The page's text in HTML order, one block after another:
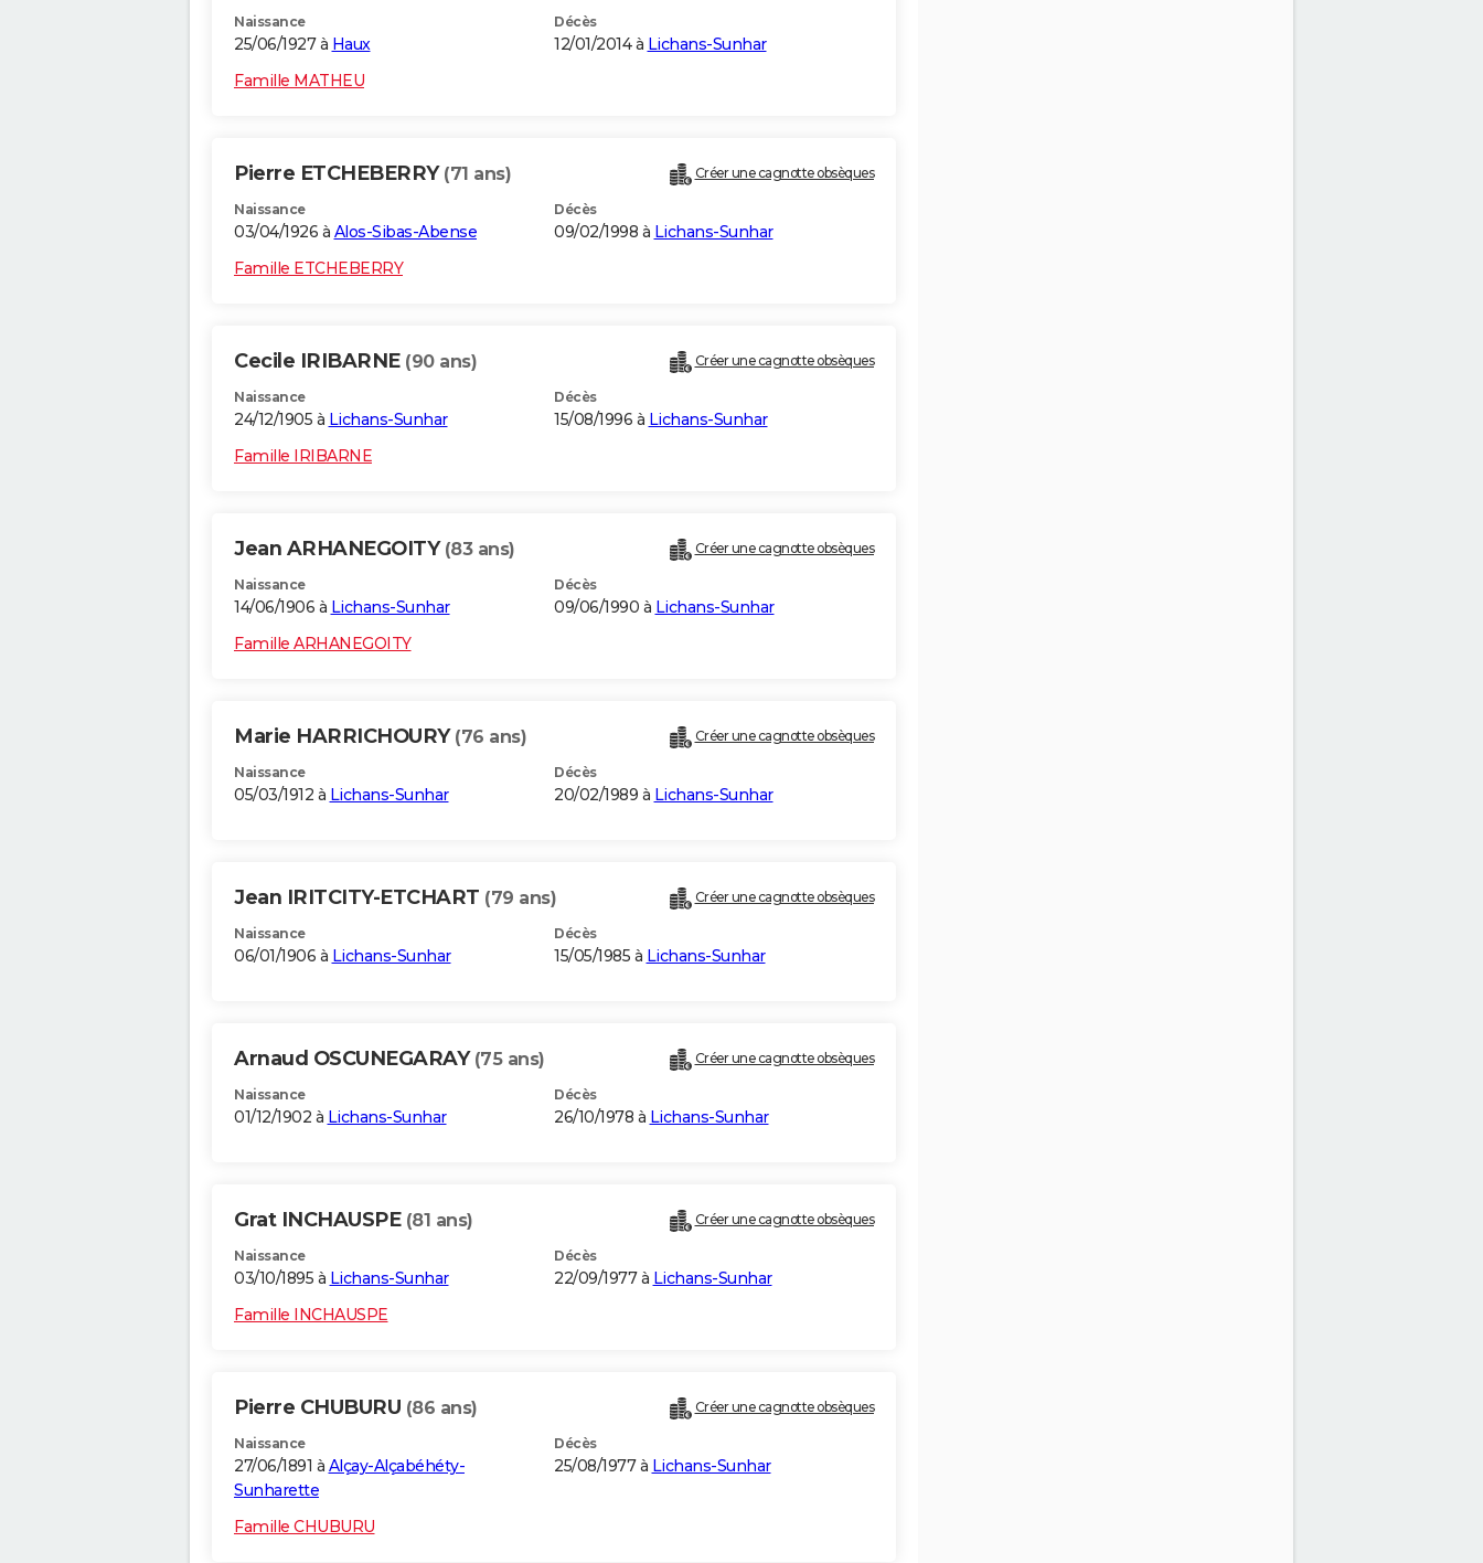
Naissance
25/06/1927 à Haux
Décès
12/01/2014 à Lichans-Sunhar
Famille MATHEU
Pierre ETCHEBERRY (71 ans) Créer une cagnotte obsèques
Naissance
03/04/1926 à Alos-Sibas-Abense
Décès
09/02/1998 à Lichans-Sunhar
Famille ETCHEBERRY
Cecile IRIBARNE (90 ans) Créer une cagnotte obsèques
Naissance
24/12/1905 à Lichans-Sunhar
Décès
15/08/1996 à Lichans-Sunhar
Famille IRIBARNE
Jean ARHANEGOITY (83 ans) Créer une cagnotte obsèques
Naissance
14/06/1906 à Lichans-Sunhar
Décès
09/06/1990 à Lichans-Sunhar
Famille ARHANEGOITY
Marie HARRICHOURY (76 ans) Créer une cagnotte obsèques
Naissance
05/03/1912 à Lichans-Sunhar
Décès
20/02/1989 à Lichans-Sunhar
Jean IRITCITY-ETCHART (79 ans) Créer une cagnotte obsèques
Naissance
06/01/1906 à Lichans-Sunhar
Décès
15/05/1985 à Lichans-Sunhar
Arnaud OSCUNEGARAY (75 ans) Créer une cagnotte obsèques
Naissance
01/12/1902 à Lichans-Sunhar
Décès
26/10/1978 à Lichans-Sunhar
Grat INCHAUSPE (81 ans) Créer une cagnotte obsèques
Naissance
03/10/1895 à Lichans-Sunhar
Décès
22/09/1977 à Lichans-Sunhar
Famille INCHAUSPE
Pierre CHUBURU (86 ans) Créer une cagnotte obsèques
Naissance
27/06/1891 à Alçay-Alçabéhéty-
Sunharette
Décès
25/08/1977 à Lichans-Sunhar
Famille CHUBURU